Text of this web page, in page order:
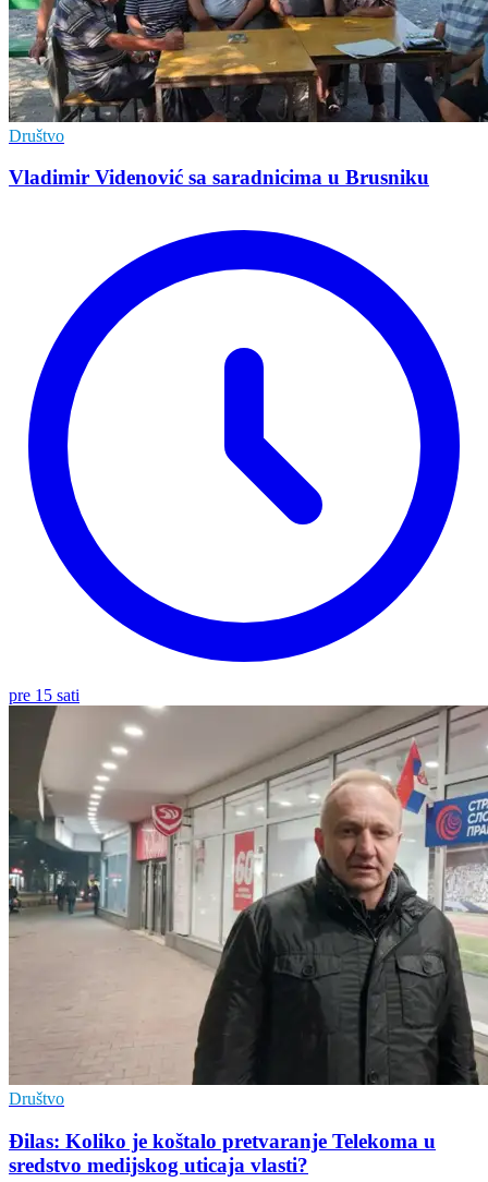
Društvo
Vladimir Vidеnović sa saradnicima u Brusniku
pre 15 sati
Društvo
Đilas: Koliko je koštalo pretvaranje Telekoma u
sredstvo medijskog uticaja vlasti?